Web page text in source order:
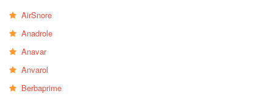
AirSnore
Anadrole
Anavar
Anvarol
Berbaprime